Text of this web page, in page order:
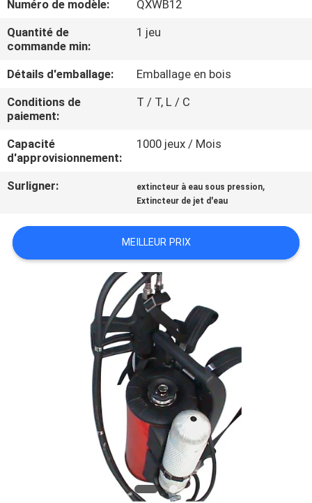
VISITE
CONTRÔLE
DE
QUALITÉ
CONTACTEZ-
NOUS
DEMANDEZ
CITATION
Numéro de modèle:
QXWB12
Quantité de
commande min:
1 jeu
Détails d'emballage:
Emballage en bois
Conditions de
paiement:
T / T, L / C
Capacité
d'approvisionnement:
1000 jeux / Mois
Surligner: extincteur à eau sous pression,
Extincteur de jet d'eau
MEILLEUR PRIX